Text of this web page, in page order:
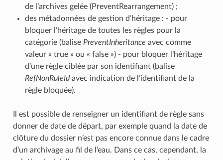
de l’archives gelée (PreventRearrangement) ;
des métadonnées de gestion d’héritage : - pour
bloquer l’héritage de toutes les règles pour la
catégorie (balise PreventInheritance avec comme
valeur « true » ou « false ») - pour bloquer l’héritage
d’une règle ciblée par son identifiant (balise
RefNonRuleIdavec indication de l’identifiant de la
règle bloquée).
Il est possible de renseigner un identifiant de règle sans
donner de date de départ, par exemple quand la date de
clôture du dossier n’est pas encore connue dans le cadre
d’un archivage au fil de l’eau. Dans ce cas, cependant, la